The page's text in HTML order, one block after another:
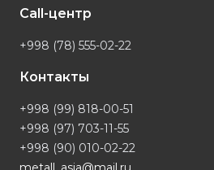
Call-центр
+998 (78) 555-02-22
Контакты
+998 (99) 818-00-51
+998 (97) 703-11-55
+998 (90) 010-02-22